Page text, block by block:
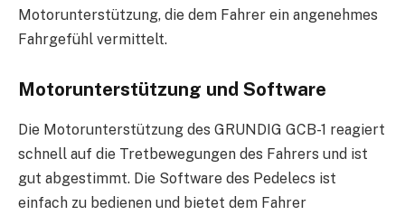
Motorunterstützung, die dem Fahrer ein angenehmes
Fahrgefühl vermittelt.
Motorunterstützung und Software
Die Motorunterstützung des GRUNDIG GCB-1 reagiert
schnell auf die Tretbewegungen des Fahrers und ist
gut abgestimmt. Die Software des Pedelecs ist
einfach zu bedienen und bietet dem Fahrer